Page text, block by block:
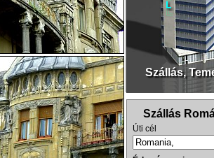
Szállás,